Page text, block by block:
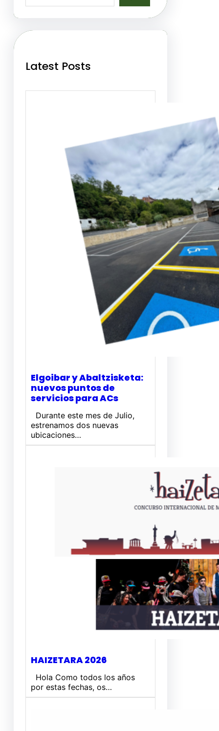
a
h
Latest Posts
Elgoibar y Abaltzisketa:
nuevos puntos de
servicios para ACs
Durante este mes de Julio,
estrenamos dos nuevas
ubicaciones…
HAIZETARA 2026
Hola Como todos los años
por estas fechas, os…